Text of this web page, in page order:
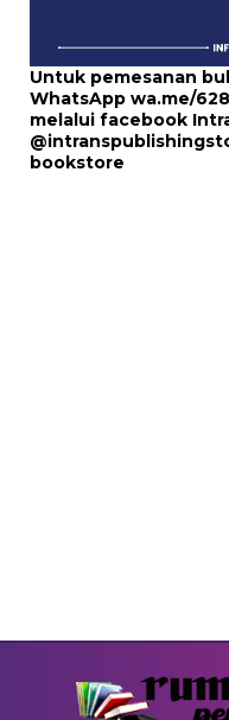
Untuk pemesanan
WhatsApp wa.me/
melalui facebook
bookstore